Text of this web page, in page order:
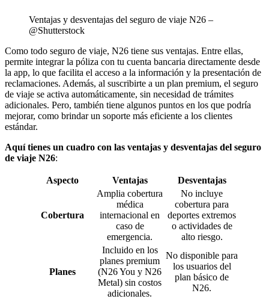
Ventajas y desventajas del seguro de viaje N26 –
@Shutterstock
Como todo seguro de viaje, N26 tiene sus ventajas. Entre ellas,
permite integrar la póliza con tu cuenta bancaria directamente desde
la app, lo que facilita el acceso a la información y la presentación de
reclamaciones. Además, al suscribirte a un plan premium, el seguro
de viaje se activa automáticamente, sin necesidad de trámites
adicionales. Pero, también tiene algunos puntos en los que podría
mejorar, como brindar un soporte más eficiente a los clientes
estándar.
Aquí tienes un cuadro con las ventajas y desventajas del seguro
de viaje N26:
Aspecto Ventajas Desventajas
Cobertura
Amplia cobertura
médica
internacional en
caso de
emergencia.
No incluye
cobertura para
deportes extremos
o actividades de
alto riesgo.
Planes
Incluido en los
planes premium
(N26 You y N26
Metal) sin costos
adicionales.
No disponible para
los usuarios del
plan básico de
N26.